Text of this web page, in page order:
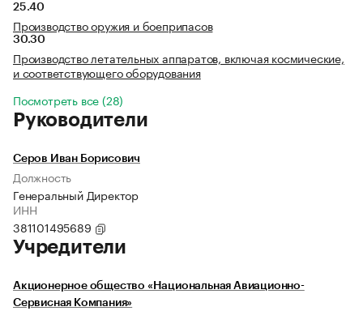
25.40
Производство оружия и боеприпасов
30.30
Производство летательных аппаратов, включая космические,
и соответствующего оборудования
Посмотреть все (28)
Руководители
Серов Иван Борисович
Должность
Генеральный Директор
ИНН
381101495689
Учредители
Акционерное общество «Национальная Авиационно-
Сервисная Компания»